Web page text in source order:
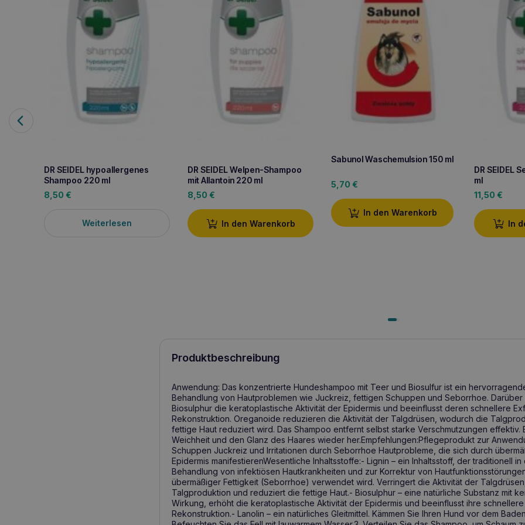
DR SEIDEL hypoallergenes
Shampoo 220 ml
8,50 €
Weiterlesen
DR SEIDEL Welpen-Shampoo
mit Allantoin 220 ml
8,50 €
In den Warenkorb
Sabunol Waschemulsion 150 ml
5,70 €
In den Warenkorb
DR SEIDEL
ml
11,50 €
In
Produktbeschreibung
Anwendung: Das konzentrierte Hundeshampoo mit Teer und Biosulfur ist ein
Behandlung von Hautproblemen wie Juckreiz, fettigen Schuppen und Seborrhoe. Darüber
Biosulphur die keratoplastische Aktivität der Epidermis und beeinflusst deren schnellere
Rekonstruktion. Oreganoide reduzieren die Aktivität der Talgdrüsen, wodurch die
fettige Haut reduziert wird. Das Shampoo entfernt selbst starke Verschmutzungen effektiv.
Weichheit und den Glanz des Haares wieder her.Empfehlungen:Pflegeprodukt zur
Schuppen Juckreiz und Irritationen durch Seborrhoe Hautprobleme, die sich durch
Epidermis manifestierenWesentliche Inhaltsstoffe:- Lignin – ein Inhaltsstoff, der traditionell
Behandlung von infektiösen Hautkrankheiten und zur Korrektur von
übermäßiger Fettigkeit (Seborrhoe) verwendet wird. Verringert die Aktivität der
Talgproduktion und reduziert die fettige Haut.- Biosulphur – eine natürliche Substanz mit
Wirkung, erhöht die keratoplastische Aktivität der Epidermis und beeinflusst ihre
Rekonstruktion.- Lanolin – ein natürliches Gleitmittel. Kämmen Sie Ihren Hund vor dem